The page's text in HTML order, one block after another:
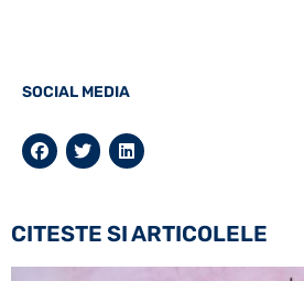
SOCIAL MEDIA
CITESTE SI ARTICOLELE